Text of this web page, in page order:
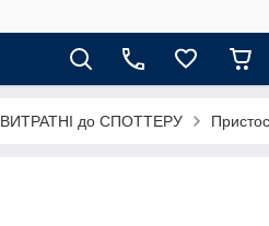
ВИТРАТНІ до СПОТТЕРУ